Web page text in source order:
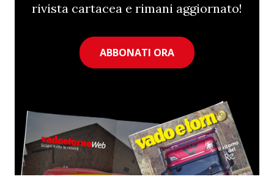
rivista cartacea e rimani aggiornato!
ABBONATI ORA